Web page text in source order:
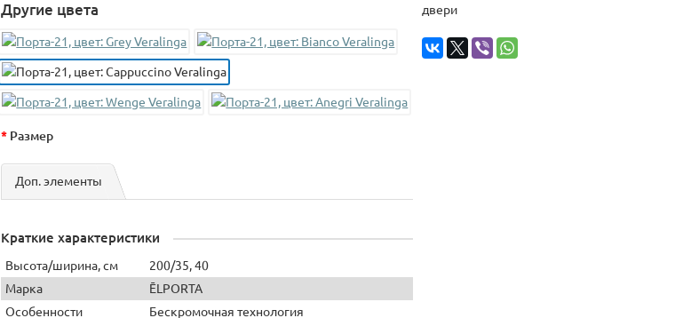
Другие цвета
Размер
Доп. элементы
Краткие характеристики
Высота/ширина, см
200/35, 40
Марка
ĒLPORTA
Особенности
Бескромочная технология